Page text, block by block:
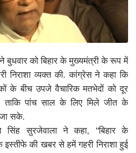
ने बुधवार को बिहार के मुख्यमंत्री के रूप में
निराशा व्यक्त की. कांग्रेस ने कहा कि
के बीच उपजे वैचारिक मतभेदों को दूर
ताकि पांच साल के लिए मिले जीत के
सके.
सिंह सुरजेवाला ने कहा, "बिहार के
इस्तीफे की खबर से हमें गहरी निराशा हुई